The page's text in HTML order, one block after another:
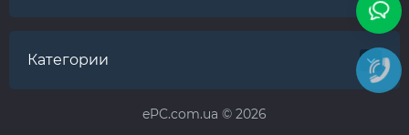
Категории
ePC.com.ua © 2026